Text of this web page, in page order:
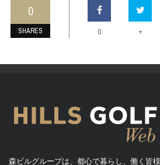
0
SHARES 0 +
森ビルグループは、都心で暮らし、働く皆